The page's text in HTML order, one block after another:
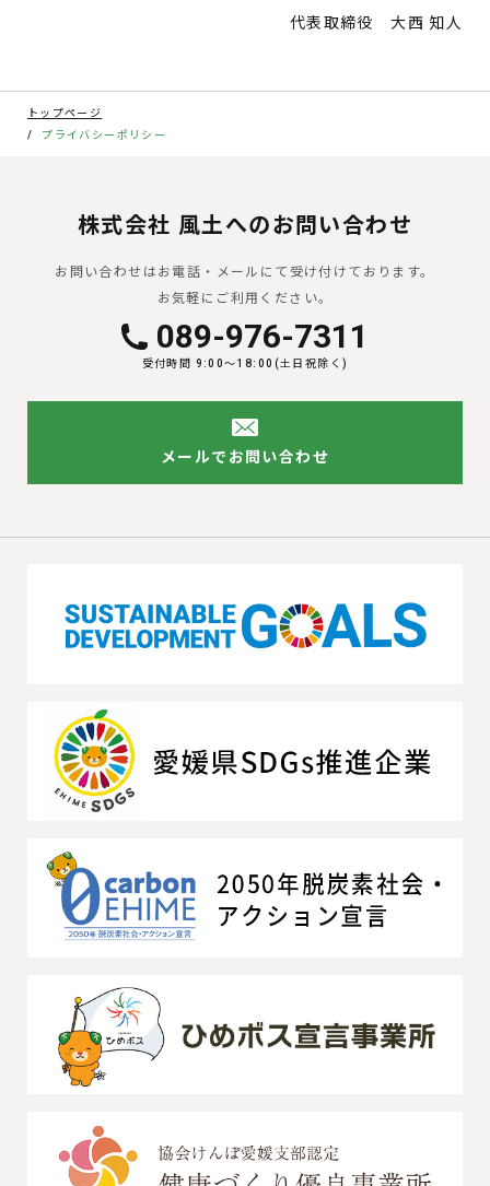
代表取締役 大西 知人
トップページ
プライバシーポリシー
株式会社 風土へのお問い合わせ
お問い合わせはお電話・メールにて受け付けております。
お気軽にご利用ください。
089-976-7311
受付時間 9:00〜18:00(土日祝除く)
メールでお問い合わせ